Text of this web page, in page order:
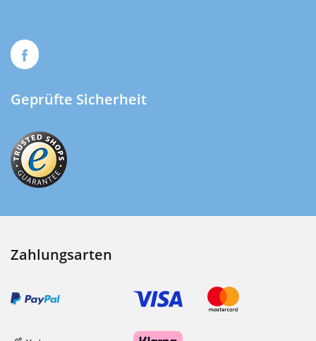
Geprüfte Sicherheit
Zahlungsarten